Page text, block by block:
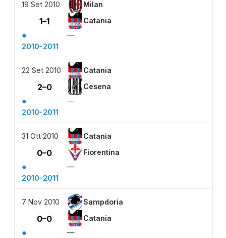
19 Set 2010 Milan
1–1 Catania
●
—
2010-2011
22 Set 2010 Catania
2–0 Cesena
●
—
2010-2011
31 Ott 2010 Catania
0–0 Fiorentina
●
—
2010-2011
7 Nov 2010 Sampdoria
0–0 Catania
●
—